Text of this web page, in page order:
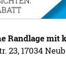
Randlage mit
23, 17034